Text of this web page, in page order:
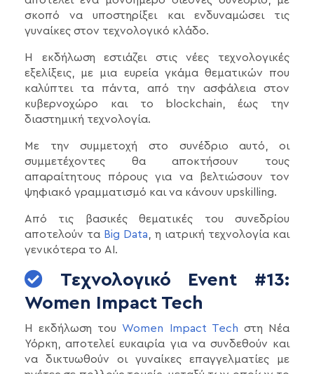
σκοπό να υποστηρίξει και ενδυναμώσει τις
γυναίκες στον τεχνολογικό κλάδο.
Η εκδήλωση εστιάζει στις νέες τεχνολογικές
εξελίξεις, με μια ευρεία γκάμα θεματικών που
καλύπτει τα πάντα, από την ασφάλεια στον
κυβερνοχώρο και το blockchain, έως την
διαστημική τεχνολογία.
Με την συμμετοχή στο συνέδριο αυτό, οι
συμμετέχοντες θα αποκτήσουν τους
απαραίτητους πόρους για να βελτιώσουν τον
ψηφιακό γραμματισμό και να κάνουν upskilling.
Από τις βασικές θεματικές του συνεδρίου
αποτελούν τα Big Data, η ιατρική τεχνολογία και
γενικότερα το AI.
Τεχνολογικό Event #13:
Women Impact Tech
Η εκδήλωση του Women Impact Tech στη Νέα
Υόρκη, αποτελεί ευκαιρία για να συνδεθούν και
να δικτυωθούν οι γυναίκες επαγγελματίες με